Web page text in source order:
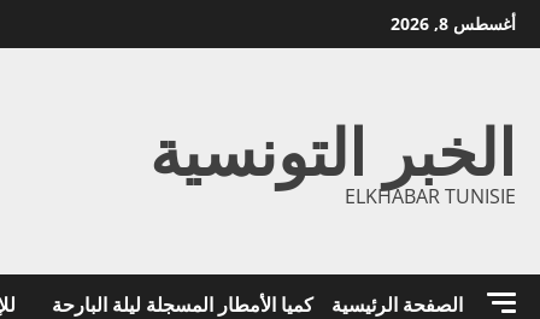
تخطي
إلى
أغسطس 8, 2026
الخبر التونسية
ELKHABAR TUNISIE
الصفحة الرئيسية كميا الأمطار المسجلة ليلة البارحة